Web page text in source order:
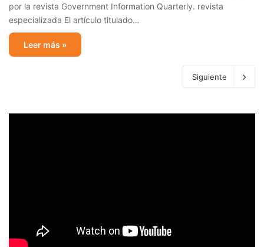
por la revista Government Information Quarterly. revista
especializada El artículo titulado…
Leer más »
Siguiente